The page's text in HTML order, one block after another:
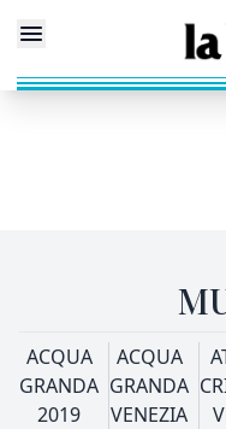
ACQUA
GRANDA
2019
ACQUA
GRANDA
VENEZIA